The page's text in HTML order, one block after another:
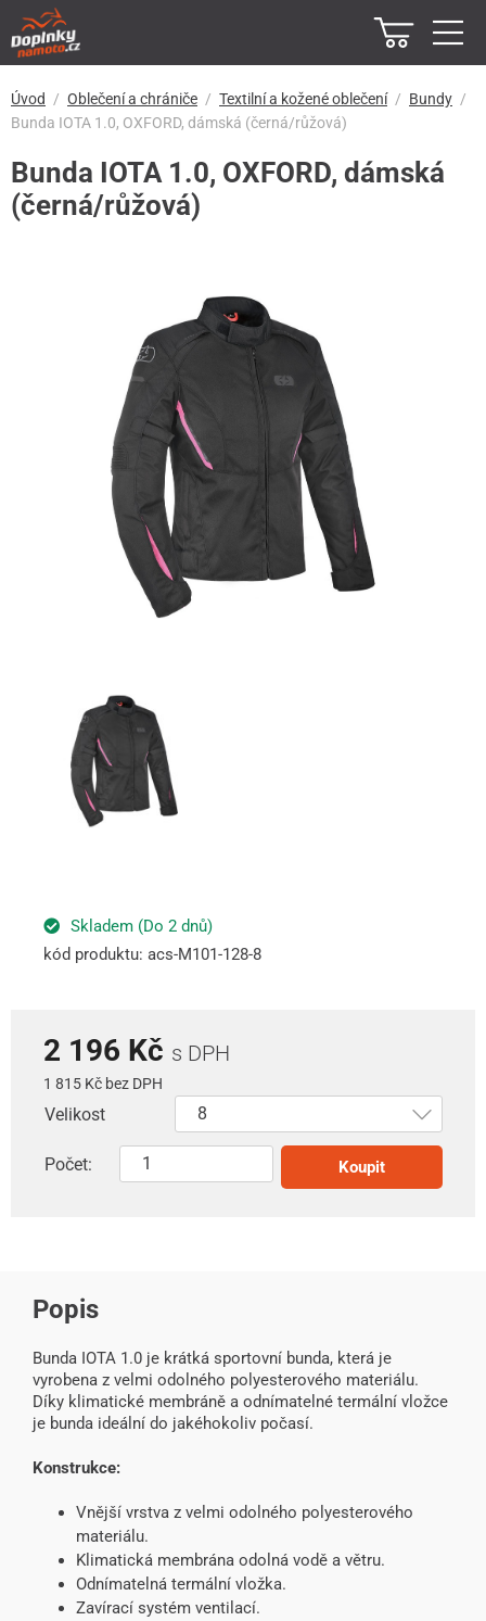
Úvod Oblečení a chrániče Textilní a kožené oblečení
Bundy
Bunda IOTA 1.0, OXFORD, dámská (černá/růžová)
Bunda IOTA 1.0, OXFORD, dámská
(černá/růžová)
Skladem (Do 2 dnů)
kód produktu: acs-M101-128-8
2 196 Kč s DPH
1 815 Kč bez DPH
Velikost
Počet: Koupit
Popis
Bunda IOTA 1.0 je krátká sportovní bunda, která je
vyrobena z velmi odolného polyesterového materiálu.
Díky klimatické membráně a odnímatelné termální vložce
je bunda ideální do jakéhokoliv počasí.
Konstrukce:
Vnější vrstva z velmi odolného polyesterového
materiálu.
Klimatická membrána odolná vodě a větru.
Odnímatelná termální vložka.
Zavírací systém ventilací.